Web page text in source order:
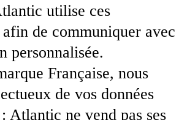
utilise ces
de communiquer avec
personnalisée.
Française, nous
de vos données
Atlantic ne vend pas ses